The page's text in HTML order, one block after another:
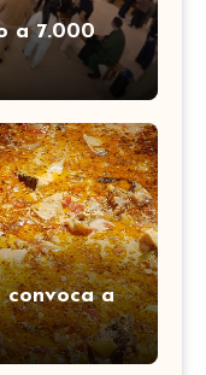
a 7.000
convoca a